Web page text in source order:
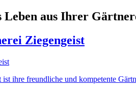
Leben aus Ihrer
ist ihre freundliche und kompetente